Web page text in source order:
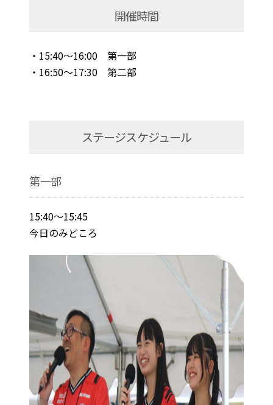
開催時間
・15:40～16:00 第一部
・16:50～17:30 第二部
ステージスケジュール
第一部
15:40～15:45
今日のみどころ